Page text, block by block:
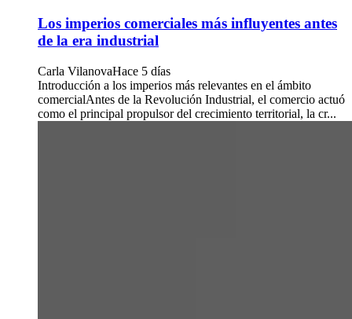
Los imperios comerciales más influyentes antes
de la era industrial
Carla VilanovaHace 5 días
Introducción a los imperios más relevantes en el ámbito
comercialAntes de la Revolución Industrial, el comercio actuó
como el principal propulsor del crecimiento territorial, la cr...